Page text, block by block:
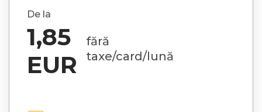
De la
1,85
EUR
fără
taxe/card/lună